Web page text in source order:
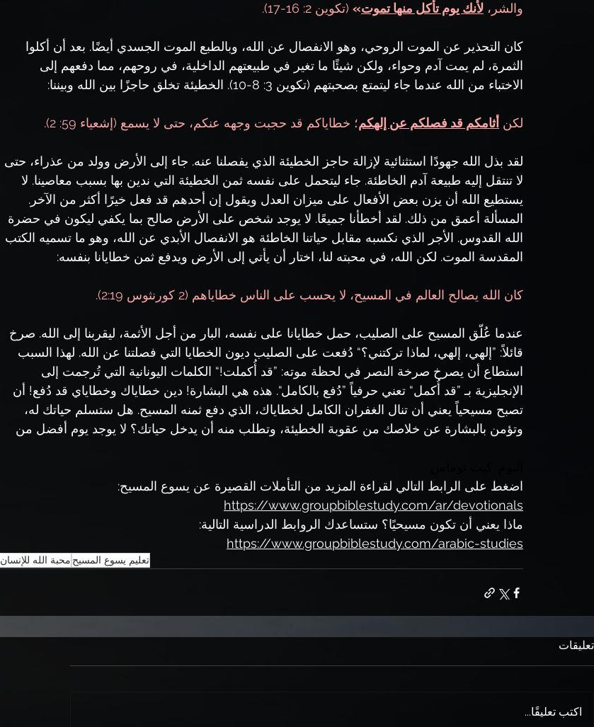
والشر، لأنك يوم تأكل منها تموت» (تكوين 2: 16-17).
كان التحذير عن الموت الروحي، وهو الانفصال عن الله، وبالطبع الموت الجسدي أيضًا. بعد أن أكلوا
الثمرة، لم يمت آدم وحواء، ولكن شيئًا ما تغير في طبيعتهم الداخلية، في روحهم، مما دفعهم إلى
الاختباء من الله عندما جاء ليتمتع بصحبتهم (تكوين 3: 8-10). الخطيئة تخلق حاجزًا بين الله وبيننا:
لكن أثامكم قد فصلكم عن إلهكم؛ خطاياكم قد حجبت وجهه عنكم، حتى لا يسمع (إشعياء 59: 2).
لقد بذل الله جهودًا استثنائية لإزالة حاجز الخطيئة الذي يفصلنا عنه. جاء إلى الأرض وولد من عذراء، حتى
لا تنتقل إليه طبيعة آدم الخاطئة. جاء ليتحمل على نفسه ثمن الخطيئة التي ندين بها بسبب معاصينا. لا
يستطيع الله أن يزن بعض الأفعال على ميزان العدل ويقول إن أحدهم قد فعل خيرًا أكثر من الآخر.
المسألة أعمق من ذلك. لقد أخطأنا جميعًا. لا يوجد شخص على الأرض صالح بما يكفي ليكون في حضرة
الله القدوس. الأجر الذي نكسبه مقابل حياتنا الخاطئة هو الانفصال الأبدي عن الله، وهو ما تسميه الكتب
المقدسة الموت. لكن الله، في محبته لنا، اختار أن يأتي إلى الأرض ويدفع ثمن خطايانا بنفسه:
كان الله يصالح العالم في المسيح، لا يحسب على الناس خطاياهم (2 كورنثوس 2:19).
عندما عُلّق المسيح على الصليب، حمل خطايانا على نفسه، البار من أجل الأثمة، ليقربنا إلى الله. صرخ
قائلاً: ”إلهي، إلهي، لماذا تركتني؟“ دُفعت على الصليب ديون الخطايا التي فصلتنا عن الله. لهذا السبب
استطاع أن يصرخ صرخة النصر في لحظة موته: ”قد أُكملت!“ الكلمات اليونانية التي تُرجمت إلى
الإنجليزية بـ ”قد أُكمل“ تعني حرفياً ”دُفع بالكامل“. هذه هي البشارة! دين خطاياك وخطاياي قد دُفع! أن
تصبح مسيحياً يعني أن تنال الغفران الكامل لخطاياك، الذي دفع ثمنه المسيح. هل ستسلم حياتك له،
وتؤمن بالبشارة عن خلاصك من عقوبة الخطيئة، وتطلب منه أن يدخل حياتك؟ لا يوجد يوم أفضل من
اضغط على الرابط التالي لقراءة المزيد من التأملات القصيرة عن يسوع المسيح:
https://www.groupbiblestudy.com/ar/devotionals
ماذا يعني أن تكون مسيحيًا؟ ستساعدك الروابط الدراسية التالية:
https://www.groupbiblestudy.com/arabic-studies
تعليم يسوع المسيح محبة الله للإنسان
تعليقات
اكتب تعليقًا...